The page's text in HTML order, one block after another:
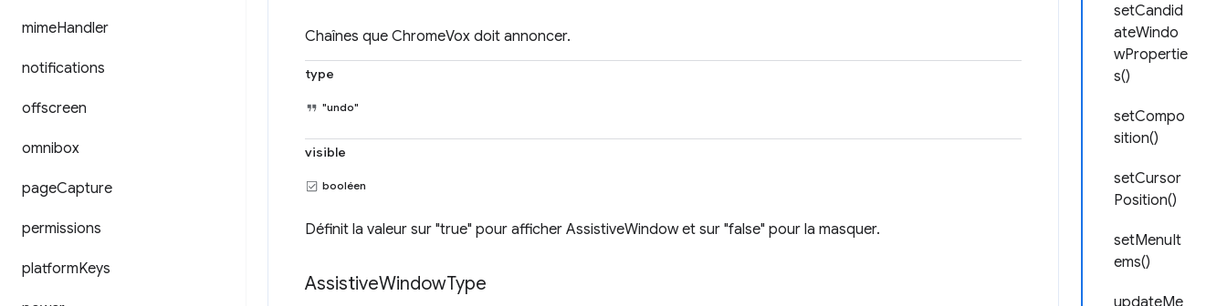
mimeHandler
notifications
offscreen
omnibox
pageCapture
permissions
platformKeys
setCandid
ateWindo
wPropertie
s()
setCompo
sition()
setCursor
Position()
setMenuIt
ems()
updateMe
Chaînes que ChromeVox doit annoncer.
type
"undo"
visible
booléen
Définit la valeur sur "true" pour afficher AssistiveWindow et sur "false" pour la masquer.
AssistiveWindowType